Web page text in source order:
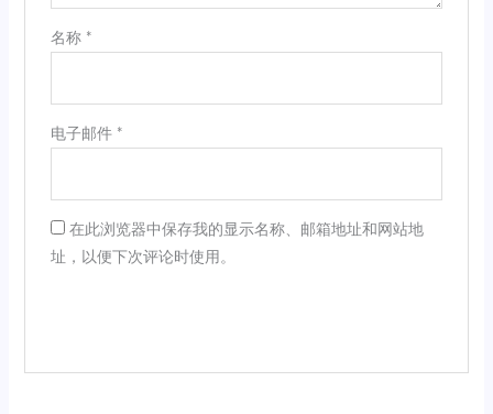
名称 *
电子邮件 *
在此浏览器中保存我的显示名称、邮箱地址和网站地
址，以便下次评论时使用。